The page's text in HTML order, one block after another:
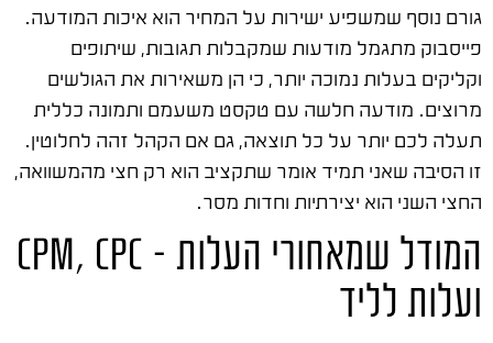
גורם נוסף שמשפיע ישירות על המחיר הוא איכות המודעה.
פייסבוק מתגמל מודעות שמקבלות תגובות, שיתופים
וקליקים בעלות נמוכה יותר, כי הן משאירות את הגולשים
מרוצים. מודעה חלשה עם טקסט משעמם ותמונה כללית
תעלה לכם יותר על כל תוצאה, גם אם הקהל זהה לחלוטין.
זו הסיבה שאני תמיד אומר שתקציב הוא רק חצי מהמשוואה,
החצי השני הוא יצירתיות וחדות מסר.
המודל שמאחורי העלות – CPM, CPC
ועלות לליד